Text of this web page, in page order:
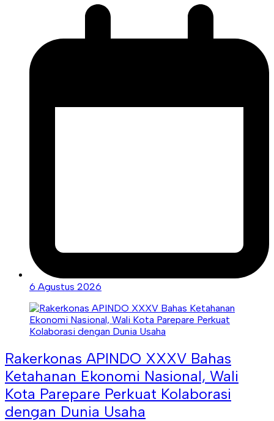
6 Agustus 2026
Rakerkonas APINDO XXXV Bahas
Ketahanan Ekonomi Nasional, Wali
Kota Parepare Perkuat Kolaborasi
dengan Dunia Usaha